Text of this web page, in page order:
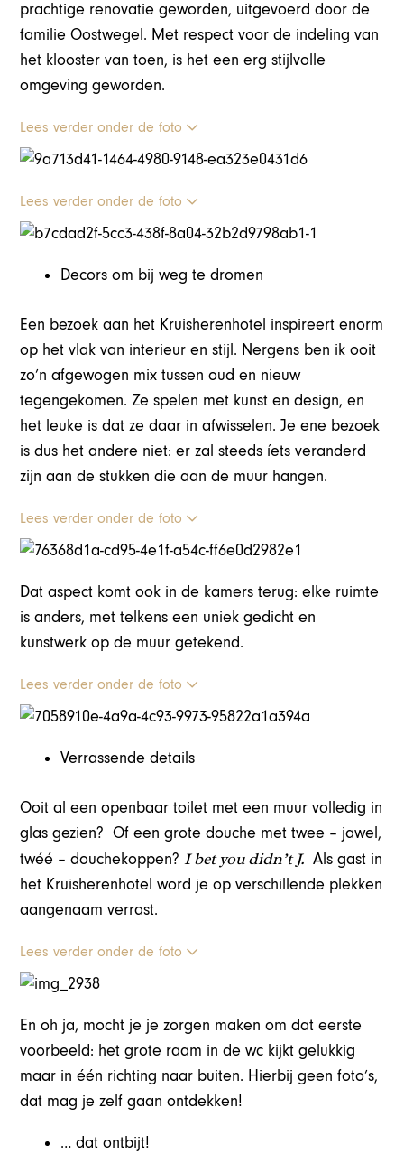
prachtige renovatie geworden, uitgevoerd door de
familie Oostwegel. Met respect voor de indeling van
het klooster van toen, is het een erg stijlvolle
omgeving geworden.
Lees verder onder de foto
Lees verder onder de foto
Decors om bij weg te dromen
Een bezoek aan het Kruisherenhotel inspireert enorm
op het vlak van interieur en stijl. Nergens ben ik ooit
zo’n afgewogen mix tussen oud en nieuw
tegengekomen. Ze spelen met kunst en design, en
het leuke is dat ze daar in afwisselen. Je ene bezoek
is dus het andere niet: er zal steeds íets veranderd
zijn aan de stukken die aan de muur hangen.
Lees verder onder de foto
Dat aspect komt ook in de kamers terug: elke ruimte
is anders, met telkens een uniek gedicht en
kunstwerk op de muur getekend.
Lees verder onder de foto
Verrassende details
Ooit al een openbaar toilet met een muur volledig in
glas gezien? Of een grote douche met twee – jawel,
twéé – douchekoppen?I bet you didn’tJ. Als gast in
het Kruisherenhotel word je op verschillende plekken
aangenaam verrast.
Lees verder onder de foto
En oh ja, mocht je je zorgen maken om dat eerste
voorbeeld: het grote raam in de wc kijkt gelukkig
maar in één richting naar buiten. Hierbij geen foto’s,
dat mag je zelf gaan ontdekken!
… dat ontbijt!